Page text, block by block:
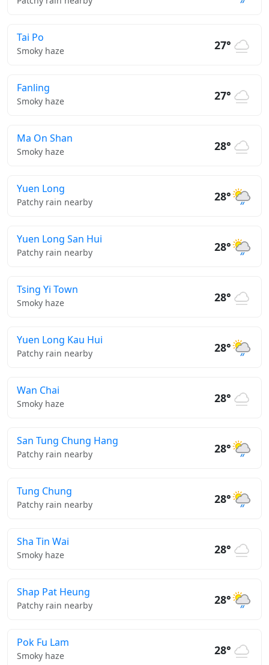
Tai Po
Smoky haze 27°
Fanling
Smoky haze 27°
Ma On Shan
Smoky haze 28°
Yuen Long
Patchy rain nearby 28°
Yuen Long San Hui
Patchy rain nearby 28°
Tsing Yi Town
Smoky haze 28°
Yuen Long Kau Hui
Patchy rain nearby 28°
Wan Chai
Smoky haze 28°
San Tung Chung Hang
Patchy rain nearby 28°
Tung Chung
Patchy rain nearby 28°
Sha Tin Wai
Smoky haze 28°
Shap Pat Heung
Patchy rain nearby 28°
Pok Fu Lam
Smoky haze 28°